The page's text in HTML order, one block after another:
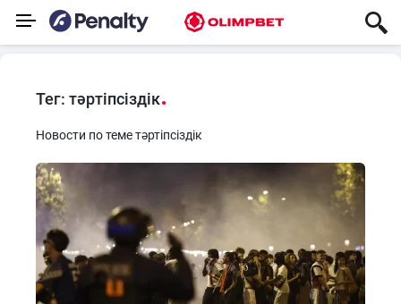
Тег: тәртіпсіздік
Новости по теме тәртіпсіздік